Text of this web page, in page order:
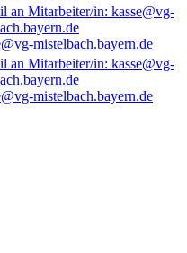
mistelbach.bayern.de
mistelbach.bayern.de